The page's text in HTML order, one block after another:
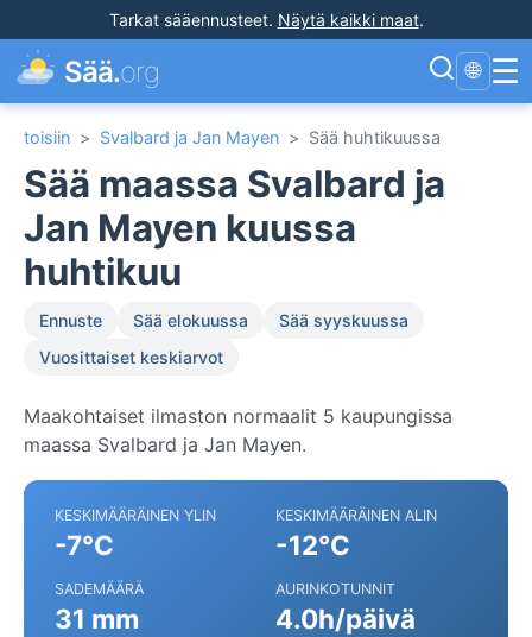
Tarkat sääennusteet. Näytä kaikki maat.
Sää.org 🌐 ☰
toisiin > Svalbard ja Jan Mayen > Sää huhtikuussa
Sää maassa Svalbard ja
Jan Mayen kuussa
huhtikuu
Ennuste Sää elokuussa
Sää syyskuussa
Vuosittaiset keskiarvot
Maakohtaiset ilmaston normaalit 5 kaupungissa
maassa Svalbard ja Jan Mayen.
KESKIMÄÄRÄINEN YLIN
-7°C
KESKIMÄÄRÄINEN ALIN
-12°C
SADEMÄÄRÄ
31 mm
AURINKOTUNNIT
4.0h/päivä